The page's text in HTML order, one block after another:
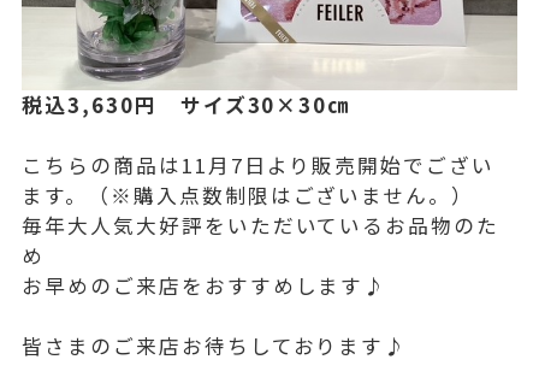
税込3,630円 サイズ30×30㎝
こちらの商品は11月7日より販売開始でござい
ます。（※購入点数制限はございません。）
毎年大人気大好評をいただいているお品物のた
め
お早めのご来店をおすすめします♪
皆さまのご来店お待ちしております♪